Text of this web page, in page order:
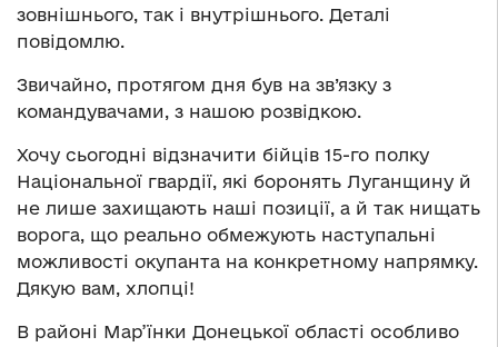
зовнішнього, так і внутрішнього. Деталі
повідомлю.
Звичайно, протягом дня був на зв’язку з
командувачами, з нашою розвідкою.
Хочу сьогодні відзначити бійців 15-го полку
Національної гвардії, які боронять Луганщину й
не лише захищають наші позиції, а й так нищать
ворога, що реально обмежують наступальні
можливості окупанта на конкретному напрямку.
Дякую вам, хлопці!
В районі Мар’їнки Донецької області особливо